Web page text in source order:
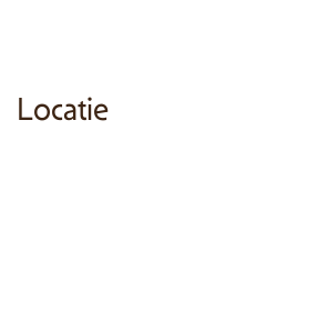
Locatie